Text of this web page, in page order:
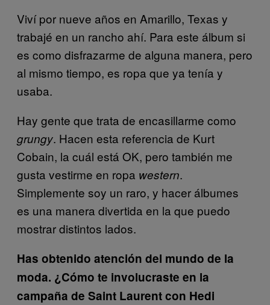
Viví por nueve años en Amarillo, Texas y
trabajé en un rancho ahí. Para este álbum si
es como disfrazarme de alguna manera, pero
al mismo tiempo, es ropa que ya tenía y
usaba.
Hay gente que trata de encasillarme como
grungy. Hacen esta referencia de Kurt
Cobain, la cuál está OK, pero también me
gusta vestirme en ropa western.
Simplemente soy un raro, y hacer álbumes
es una manera divertida en la que puedo
mostrar distintos lados.
Has obtenido atención del mundo de la
moda. ¿Cómo te involucraste en la
campaña de Saint Laurent con Hedi